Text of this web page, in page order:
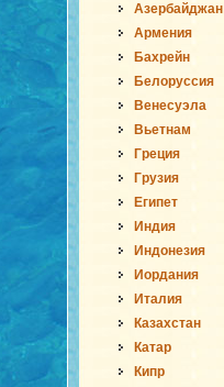
Азербайджан
Армения
Бахрейн
Белоруссия
Венесуэла
Вьетнам
Греция
Грузия
Египет
Индия
Индонезия
Иордания
Италия
Казахстан
Катар
Кипр